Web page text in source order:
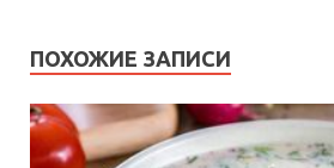
ПОХОЖИЕ ЗАПИСИ